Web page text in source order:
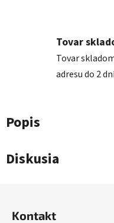
Tovar
Tovar
adresu do 2
Popis
Diskusia
Kontakt